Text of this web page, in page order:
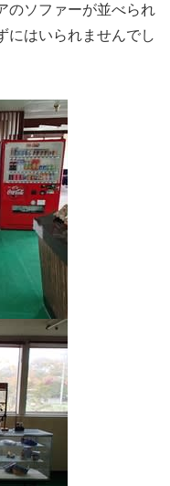
のソファーが並べられ
にはいられませんでし